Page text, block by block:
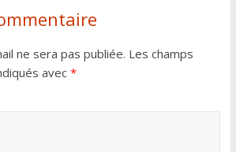
ne sera pas publiée. Les champs
avec *